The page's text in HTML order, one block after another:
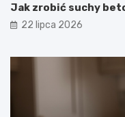
Jak zrobić suchy
22 lipca 2026